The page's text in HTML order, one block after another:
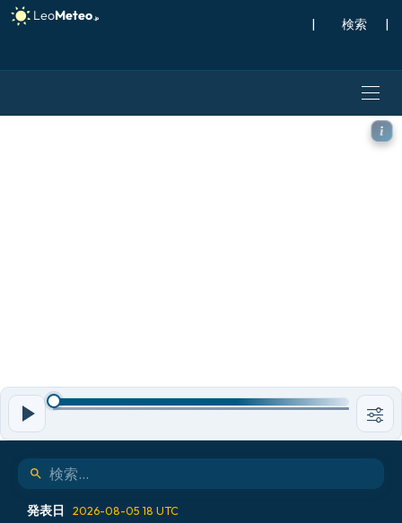
| |
ICON モデル - メキシコ,
発表日 2026-08-05 18 UTC